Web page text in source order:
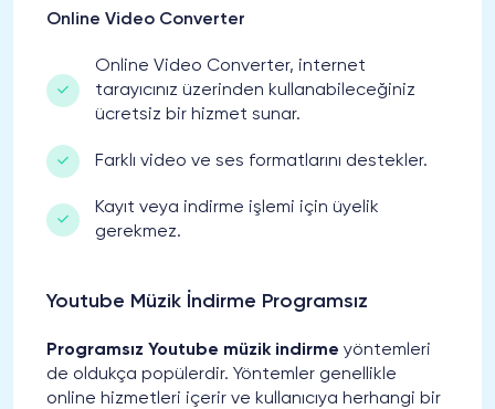
Online Video Converter
Online Video Converter, internet
tarayıcınız üzerinden kullanabileceğiniz
ücretsiz bir hizmet sunar.
Farklı video ve ses formatlarını destekler.
Kayıt veya indirme işlemi için üyelik
gerekmez.
Youtube Müzik İndirme Programsız
Programsız Youtube müzik indirme yöntemleri
de oldukça popülerdir. Yöntemler genellikle
online hizmetleri içerir ve kullanıcıya herhangi bir